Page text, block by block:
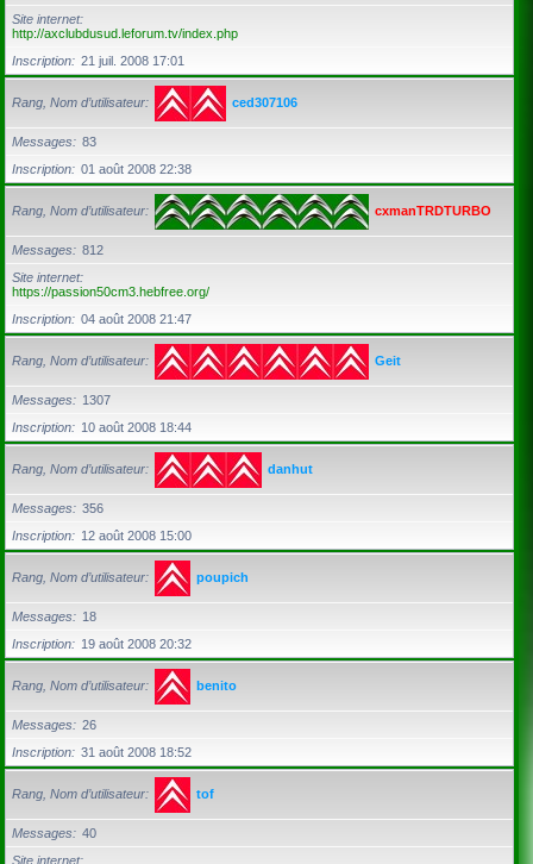
Site internet
http://axclubdusud.leforum.tv/index.php
Inscription
21 juil. 2008 17:01
Rang, Nom d’utilisateur ced307106
Messages
83
Inscription
01 août 2008 22:38
Rang, Nom d’utilisateur cxmanTRDTURBO
Messages
812
Site internet
https://passion50cm3.hebfree.org/
Inscription
04 août 2008 21:47
Rang, Nom d’utilisateur Geit
Messages
1307
Inscription
10 août 2008 18:44
Rang, Nom d’utilisateur danhut
Messages
356
Inscription
12 août 2008 15:00
Rang, Nom d’utilisateur poupich
Messages
18
Inscription
19 août 2008 20:32
Rang, Nom d’utilisateur benito
Messages
26
Inscription
31 août 2008 18:52
Rang, Nom d’utilisateur tof
Messages
40
Site internet